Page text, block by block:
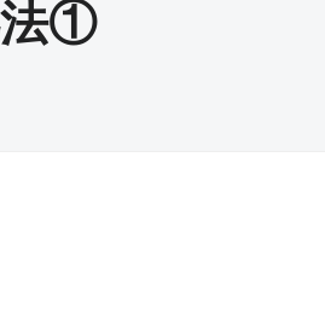
法①